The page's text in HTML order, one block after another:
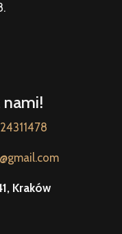
nami!
Kraków